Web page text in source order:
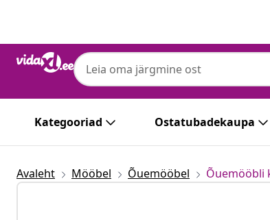
Kategooriad Ostatubadekaupa
Avaleht Mööbel Õuemööbel Õuemööbli